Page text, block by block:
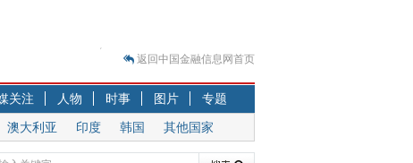
？
突围之旅
07.27—2020.07.31）
“跷跷板” 结构性失衡藏
返回中国金融信息网首页
关注 人物 时事 图片
专题
澳大利亚 印度 韩国 其他国家